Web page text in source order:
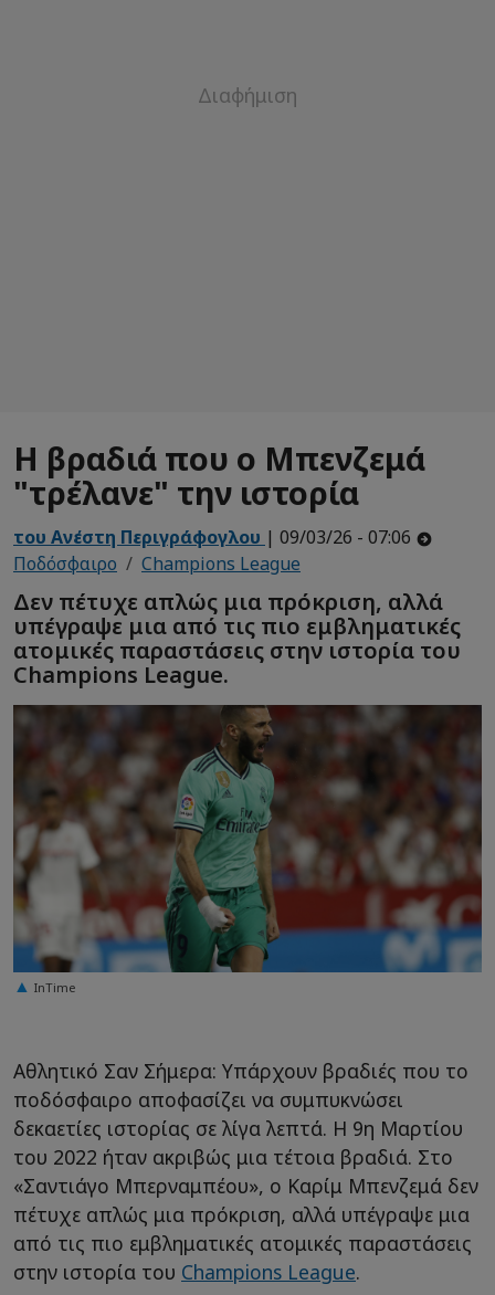
Η βραδιά που ο Μπενζεμά
"τρέλανε" την ιστορία
του Ανέστη Περιγράφογλου | 09/03/26 - 07:06
Ποδόσφαιρο
Champions League
Δεν πέτυχε απλώς μια πρόκριση, αλλά
υπέγραψε μια από τις πιο εμβληματικές
ατομικές παραστάσεις στην ιστορία του
Champions League.
InTime
Αθλητικό Σαν Σήμερα: Υπάρχουν βραδιές που το
ποδόσφαιρο αποφασίζει να συμπυκνώσει
δεκαετίες ιστορίας σε λίγα λεπτά. Η 9η Μαρτίου
του 2022 ήταν ακριβώς μια τέτοια βραδιά. Στο
«Σαντιάγο Μπερναμπέου», ο Καρίμ Μπενζεμά δεν
πέτυχε απλώς μια πρόκριση, αλλά υπέγραψε μια
από τις πιο εμβληματικές ατομικές παραστάσεις
στην ιστορία του Champions League.